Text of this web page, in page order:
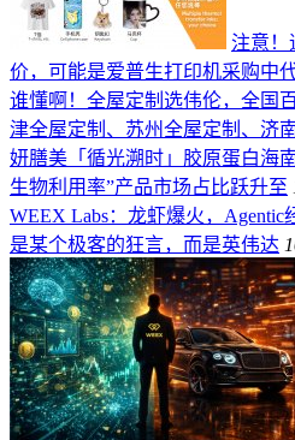
注意！
价，可能是爱普生打印机采购
谁懂啊！全屋定制选伟伦，全国
津全屋定制、苏州全屋定制、济
妍膳美「循光溯时」胶原蛋白海
生物利用率”产品市场占比跃升至
WEEX Labs：龙虾爆火，Agentic
是某个极客的狂言，而是英伟达